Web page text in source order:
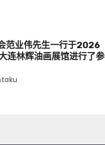
范业伟先生一行于2026
连林辉油画展馆进行了参